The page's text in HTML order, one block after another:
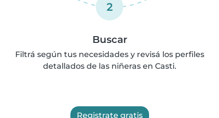
2
Buscar
Filtrá según tus necesidades y revisá los perfiles
detallados de las niñeras en Casti.
Registrate gratis